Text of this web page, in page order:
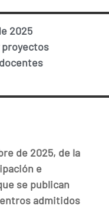
2025
proyectos
de 2025, de la
e
se publican
admitidos